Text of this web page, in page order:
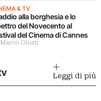
& TV
alla borghesia e lo
del Novecento al
del Cinema di Cannes
Giusti
Leggi di più